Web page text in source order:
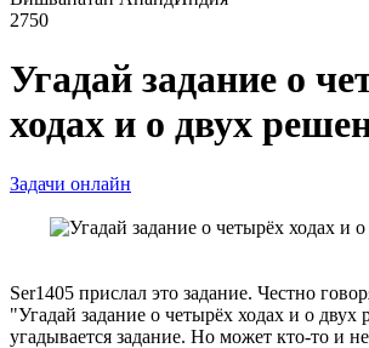
2750
Угадай задание о
ходах и о двух
Задачи онлайн
Ser1405 прислал это задание. Честно
"Угадай задание о четырёх ходах и о двух
угадывается задание. Но может кто-то и не